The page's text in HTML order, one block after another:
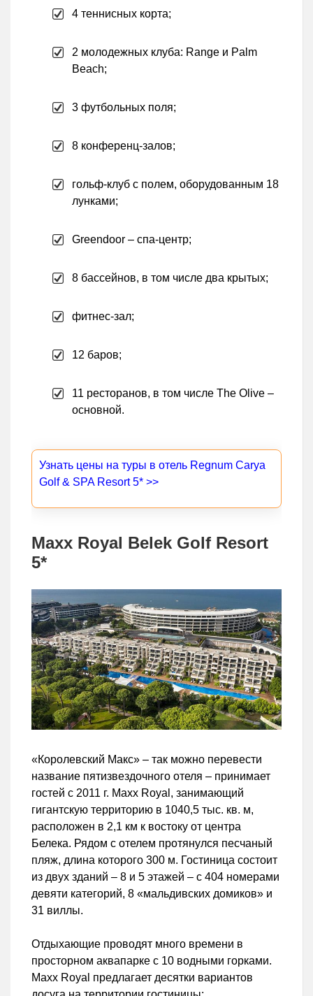
4 теннисных корта;
2 молодежных клуба: Range и Palm
Beach;
3 футбольных поля;
8 конференц-залов;
гольф-клуб с полем, оборудованным 18
лунками;
Greendoor – спа-центр;
8 бассейнов, в том числе два крытых;
фитнес-зал;
12 баров;
11 ресторанов, в том числе The Olive –
основной.
Узнать цены на туры в отель Regnum Carya
Golf & SPA Resort 5* >>
Maxx Royal Belek Golf Resort
5*
«Королевский Макс» – так можно перевести
название пятизвездочного отеля – принимает
гостей с 2011 г. Maxx Royal, занимающий
гигантскую территорию в 1040,5 тыс. кв. м,
расположен в 2,1 км к востоку от центра
Белека. Рядом с отелем протянулся песчаный
пляж, длина которого 300 м. Гостиница состоит
из двух зданий – 8 и 5 этажей – с 404 номерами
девяти категорий, 8 «мальдивских домиков» и
31 виллы.
Отдыхающие проводят много времени в
просторном аквапарке с 10 водными горками.
Maxx Royal предлагает десятки вариантов